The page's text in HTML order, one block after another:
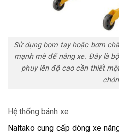
Sử dụng bơm tay hoặc bơm
mạnh mẽ để nâng xe. Đây là
phuy lên độ cao cần thiết
Hệ thống bánh xe
Naltako cung cấp dòng xe